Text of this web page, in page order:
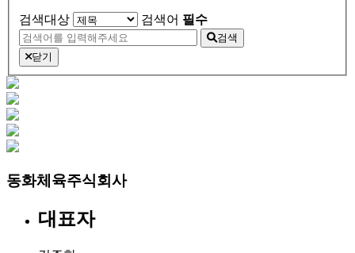
검색대상 검색어 필수
검색
닫기
동화체육주식회사
대표자